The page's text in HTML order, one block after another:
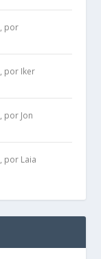
, por
, por Iker
, por Jon
, por Laia